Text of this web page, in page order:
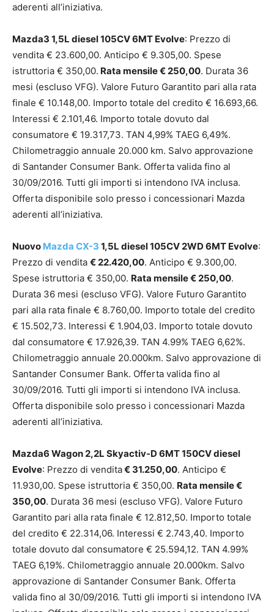
aderenti all’iniziativa.
Mazda3 1,5L diesel 105CV 6MT Evolve: Prezzo di
vendita € 23.600,00. Anticipo € 9.305,00. Spese
istruttoria € 350,00. Rata mensile € 250,00. Durata 36
mesi (escluso VFG). Valore Futuro Garantito pari alla rata
finale € 10.148,00. Importo totale del credito € 16.693,66.
Interessi € 2.101,46. Importo totale dovuto dal
consumatore € 19.317,73. TAN 4,99% TAEG 6,49%.
Chilometraggio annuale 20.000 km. Salvo approvazione
di Santander Consumer Bank. Offerta valida fino al
30/09/2016. Tutti gli importi si intendono IVA inclusa.
Offerta disponibile solo presso i concessionari Mazda
aderenti all’iniziativa.
Nuovo Mazda CX-3 1,5L diesel 105CV 2WD 6MT Evolve:
Prezzo di vendita € 22.420,00. Anticipo € 9.300,00.
Spese istruttoria € 350,00. Rata mensile € 250,00.
Durata 36 mesi (escluso VFG). Valore Futuro Garantito
pari alla rata finale € 8.760,00. Importo totale del credito
€ 15.502,73. Interessi € 1.904,03. Importo totale dovuto
dal consumatore € 17.926,39. TAN 4.99% TAEG 6,62%.
Chilometraggio annuale 20.000km. Salvo approvazione di
Santander Consumer Bank. Offerta valida fino al
30/09/2016. Tutti gli importi si intendono IVA inclusa.
Offerta disponibile solo presso i concessionari Mazda
aderenti all’iniziativa.
Mazda6 Wagon 2,2L Skyactiv-D 6MT 150CV diesel
Evolve: Prezzo di vendita€ 31.250,00. Anticipo €
11.930,00. Spese istruttoria € 350,00. Rata mensile €
350,00. Durata 36 mesi (escluso VFG). Valore Futuro
Garantito pari alla rata finale € 12.812,50. Importo totale
del credito € 22.314,06. Interessi € 2.743,40. Importo
totale dovuto dal consumatore € 25.594,12. TAN 4.99%
TAEG 6,19%. Chilometraggio annuale 20.000km. Salvo
approvazione di Santander Consumer Bank. Offerta
valida fino al 30/09/2016. Tutti gli importi si intendono IVA